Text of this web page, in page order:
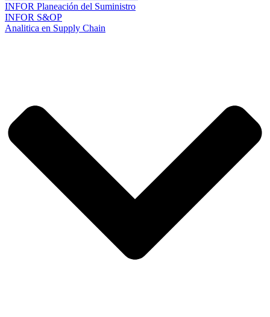
INFOR Planeación del Suministro
INFOR S&OP
Analitica en Supply Chain